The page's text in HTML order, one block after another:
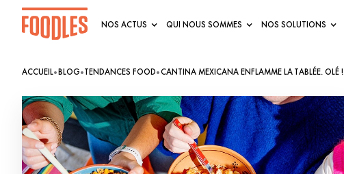
NOS ACTUS QUI NOUS SOMMES NOS SOLUTIONS
ACCUEIL•BLOG•TENDANCES FOOD•CANTINA MEXICANA ENFLAMME LA TABLÉE. OLÉ !